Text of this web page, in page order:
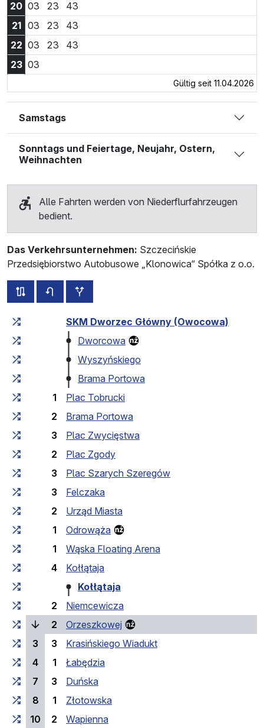
20 03 20:03 Uhr
23 20:23 Uhr
43
21 03 21:03 Uhr
23 21:23 Uhr
43
22 03 22:03 Uhr
23 22:23 Uhr
43
23 03
Gültig seit 11.04.2026
Samstags
Sonntags und Feiertage, Neujahr, Ostern,
Weihnachten
Alle Fahrten werden von Niederflurfahrzeugen
bedient.
Das Verkehrsunternehmen: Szczecińskie
Przedsiębiorstwo Autobusowe „Klonowica“ Spółka z o.o.
alle Strecken dieser Linie
Fahrplan für die Gegenrichtung
Fahrtzeit zunehmend Fahrtzeit zwischen den
SKM Dworzec Główny (Owocowa)
Dworcowa
Wyszyńskiego
Brama Portowa
1
Plac Tobrucki
2
Brama Portowa
3
Plac Zwycięstwa
2
Plac Zgody
3
Plac Szarych Szeregów
3
Felczaka
2
Urząd Miasta
1
Odrowąża
1
Wąska Floating Arena
4
Kołłątaja
Kołłątaja
2
Niemcewicza
2
Orzeszkowej
3
3
Krasińskiego Wiadukt
4
1
Łabędzia
7
3
Duńska
8
1
Złotowska
10
2
Wapienna